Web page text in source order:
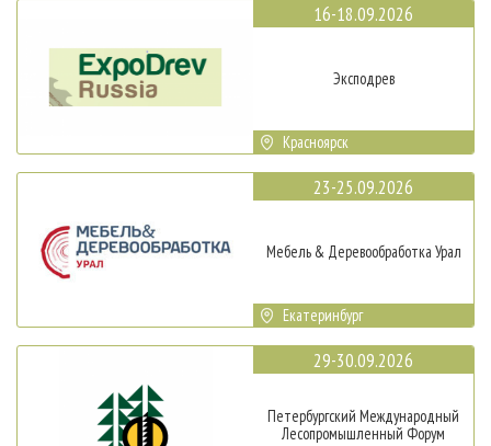
16-18.09.2026
Эксподрев
Красноярск
23-25.09.2026
Мебель & Деревообработка Урал
Екатеринбург
29-30.09.2026
Петербургский Международный
Лесопромышленный Форум